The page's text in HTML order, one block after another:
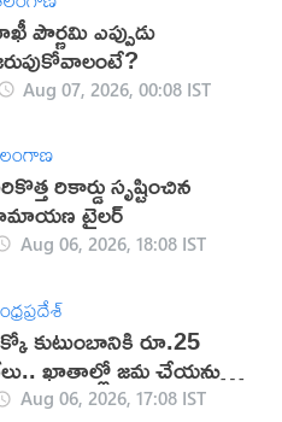
పౌర్ణమి ఎప్పుడు
Aug 07, 2026, 00:08 IST
రికార్డు సృష్టించిన
ట్రైలర్‌
Aug 06, 2026, 18:08 IST
కుటుంబానికి రూ.25
ఖాతాల్లో జ‌మ చేయ‌నున్న
Aug 06, 2026, 17:08 IST